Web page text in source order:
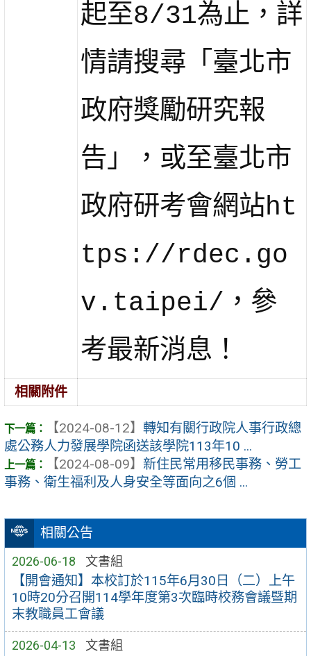
相關公告
2026-06-18 文書組
【開會通知】本校訂於115年6月30日（二）上午
10時20分召開114學年度第3次臨時校務會議暨期
末教職員工會議
2026-04-13 文書組
起至8/31為止，詳
情請搜尋「臺北市
政府獎勵研究報
告」，或至臺北市
政府研考會網站ht
tps://rdec.go
v.taipei/，參
考最新消息！
相關附件
【2024-08-12】 轉知有關行政院人事行政總
處公務人力發展學院函送該學院113年10 ...
【2024-08-09】 新住民常用移民事務、勞工
事務、衛生福利及人身安全等面向之6個 ...